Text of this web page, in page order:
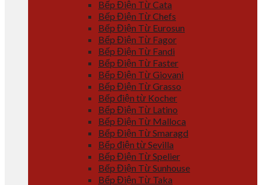
Bếp Điện Từ Cata
Bếp Điện Từ Chefs
Bếp Điện Từ Eurosun
Bếp Điện Từ Fagor
Bếp Điện Từ Fandi
Bếp Điện Từ Faster
Bếp Điện Từ Giovani
Bếp Điện Từ Grasso
Bếp điện từ Kocher
Bếp Điện Từ Latino
Bếp Điện Từ Malloca
Bếp Điện Từ Smaragd
Bếp điện từ Sevilla
Bếp Điện Từ Spelier
Bếp Điện Từ Sunhouse
Bếp Điện Từ Taka